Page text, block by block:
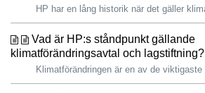
Vad är HP:s ståndpunkt gällande
klimatförändringsavtal och lagstiftning?